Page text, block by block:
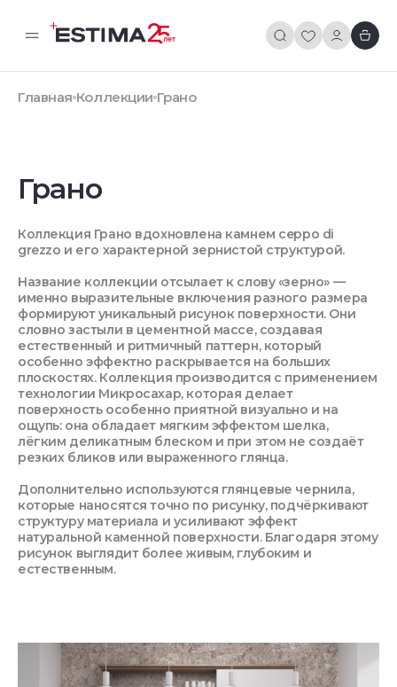
Главная Коллекции Грано
Грано
Коллекция Грано вдохновлена камнем ceppo di
grezzo и его характерной зернистой структурой.
Название коллекции отсылает к слову «зерно» —
именно выразительные включения разного размера
формируют уникальный рисунок поверхности. Они
словно застыли в цементной массе, создавая
естественный и ритмичный паттерн, который
особенно эффектно раскрывается на больших
плоскостях. Коллекция производится с применением
технологии Микросахар, которая делает
поверхность особенно приятной визуально и на
ощупь: она обладает мягким эффектом шелка,
лёгким деликатным блеском и при этом не создаёт
резких бликов или выраженного глянца.
Дополнительно используются глянцевые чернила,
которые наносятся точно по рисунку, подчёркивают
структуру материала и усиливают эффект
натуральной каменной поверхности. Благодаря этому
рисунок выглядит более живым, глубоким и
естественным.